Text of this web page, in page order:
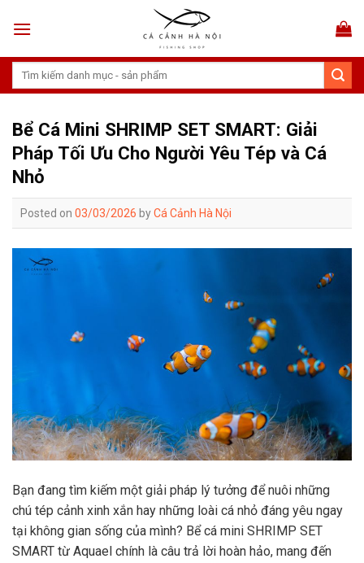
Tìm
Bể Cá Mini SHRIMP SET SMART: Giải
Pháp Tối Ưu Cho Người Yêu Tép và Cá
Nhỏ
Posted on 03/03/2026 byCá Cảnh Hà Nội
Bạn đang tìm kiếm một giải pháp lý tưởng để nuôi những
chú tép cảnh xinh xắn hay những loài cá nhỏ đáng yêu ngay
tại không gian sống của mình? Bể cá mini SHRIMP SET
SMART từ Aquael chính là câu trả lời hoàn hảo, mang đến